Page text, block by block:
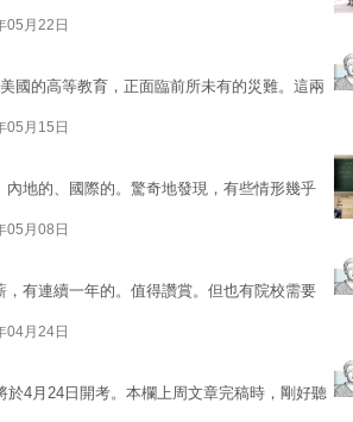
05月22日
國的高等教育，正面臨前所未有的災難。這兩
05月15日
地的、國際的。驚奇地發現，有些情形幾乎
05月08日
有連續一年的。值得讚賞。但也有院校需要
04月24日
4月24日開考。本欄上周文章完稿時，剛好聽